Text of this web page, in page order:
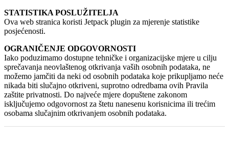
STATISTIKA POSLUŽITELJA
Ova web stranica koristi Jetpack plugin za mjerenje statistike
posjećenosti.
OGRANIČENJE ODGOVORNOSTI
Iako poduzimamo dostupne tehničke i organizacijske mjere u cilju
sprečavanja neovlaštenog otkrivanja vaših osobnih podataka, ne
možemo jamčiti da neki od osobnih podataka koje prikupljamo neće
nikada biti slučajno otkriveni, suprotno odredbama ovih Pravila
zaštite privatnosti. Do najveće mjere dopuštene zakonom
isključujemo odgovornost za štetu nanesenu korisnicima ili trećim
osobama slučajnim otkrivanjem osobnih podataka.